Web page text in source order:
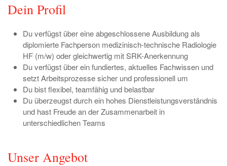
Dein Profil
Du verfügst über eine abgeschlossene Ausbildung als
diplomierte Fachperson medizinisch-technische Radiologie
HF (m/w) oder gleichwertig mit SRK-Anerkennung
Du verfügst über ein fundiertes, aktuelles Fachwissen und
setzt Arbeitsprozesse sicher und professionell um
Du bist flexibel, teamfähig und belastbar
Du überzeugst durch ein hohes Dienstleistungsverständnis
und hast Freude an der Zusammenarbeit in
unterschiedlichen Teams
Unser Angebot